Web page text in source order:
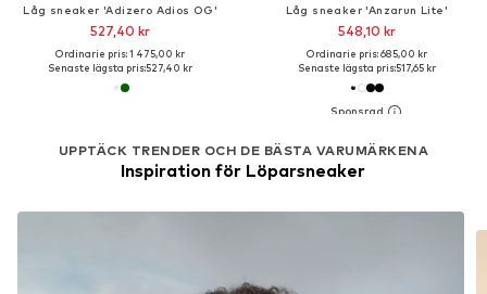
Låg sneaker 'Adizero Adios OG'
527,40 kr
Ordinarie pris: 1 475,00 kr
Senaste lägsta pris:527,40 kr
Låg sneaker 'Anzarun Lite'
548,10 kr
Ordinarie pris: 685,00 kr
Senaste lägsta pris:517,65 kr
UPPTÄCK TRENDER OCH DE BÄSTA VARUMÄRKENA
Inspiration för Löparsneaker